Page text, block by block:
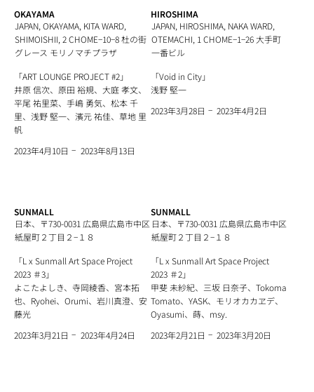
OKAYAMA
JAPAN, OKAYAMA, KITA WARD,
SHIMOISHII, 2 CHOME−10−8 杜の街
グレース モリノマチプラザ
「ART LOUNGE PROJECT #2」
井原 信次、原田 裕規、大庭 孝文、
平尾 祐里菜、手嶋 勇気、松本 千
里、浅野 堅一、濱元 祐佳、草地 里
帆
2023年4月10日 − 2023年8月13日
HIROSHIMA
JAPAN, HIROSHIMA, NAKA WARD,
OTEMACHI, 1 CHOME−1−26 大手町
一番ビル
「Void in City」
浅野 堅一
2023年3月28日 − 2023年4月2日
SUNMALL
日本、〒730-0031 広島県広島市中区
紙屋町２丁目２−１８
「L x Sunmall Art Space Project
2023 ＃3」
よこたよしき、寺岡綾香、宮本拓
也、Ryohei、Orumi、岩川真澄、安
藤光
2023年3月21日 − 2023年4月24日
SUNMALL
日本、〒730-0031 広島県広島市中区
紙屋町２丁目２−１８
「L x Sunmall Art Space Project
2023 ＃2」
甲斐 未紗紀、三坂 日奈子、Tokoma
Tomato、YASK、モリオカカヱデ、
Oyasumi、蒔、msy.
2023年2月21日 − 2023年3月20日